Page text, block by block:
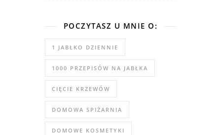
POCZYTASZ U MNIE O:
1 JABŁKO DZIENNIE
1000 PRZEPISÓW NA JABŁKA
CIĘCIE KRZEWÓW
DOMOWA SPIŻARNIA
DOMOWE KOSMETYKI